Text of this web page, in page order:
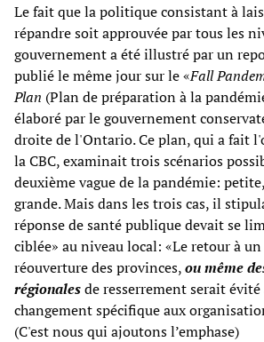
Le fait que la politique consistant à
répandre soit approuvée par tous les
gouvernement a été illustré par un
publié le même jour sur le «Fall
Plan (Plan de préparation à la
élaboré par le gouvernement
droite de l'Ontario. Ce plan, qui a fait
la CBC, examinait trois scénarios
deuxième vague de la pandémie:
grande. Mais dans les trois cas, il
réponse de santé publique devait se
ciblée» au niveau local: «Le retour à
réouverture des provinces,ou même
régionalesde resserrement serait
changement spécifique aux
(C'est nous qui ajoutons l’emphase)